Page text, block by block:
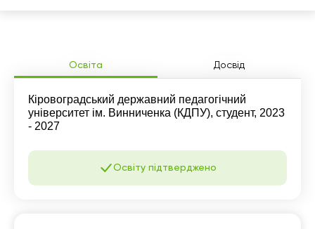
Освіта Досвід
Кіровоградський державний педагогічний
університет ім. Винниченка (КДПУ), студент, 2023
- 2027
Освіту підтверджено